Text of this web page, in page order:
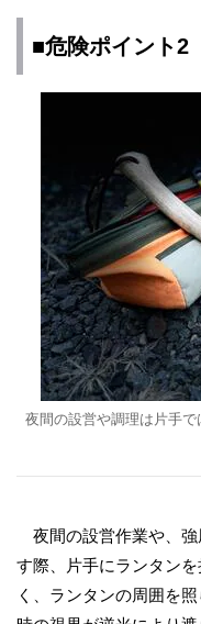
■危険ポイント
夜間の設営や調理は片手
夜間の設営作業や、強
す際、片手にランタン
く、ランタンの周囲を